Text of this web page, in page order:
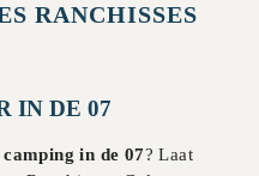
RANCHISSES
IN DE 07
camping in de 07? Laat